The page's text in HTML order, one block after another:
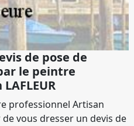
de pose de
le peintre
professionnel Artisan
vous dresser un devis de